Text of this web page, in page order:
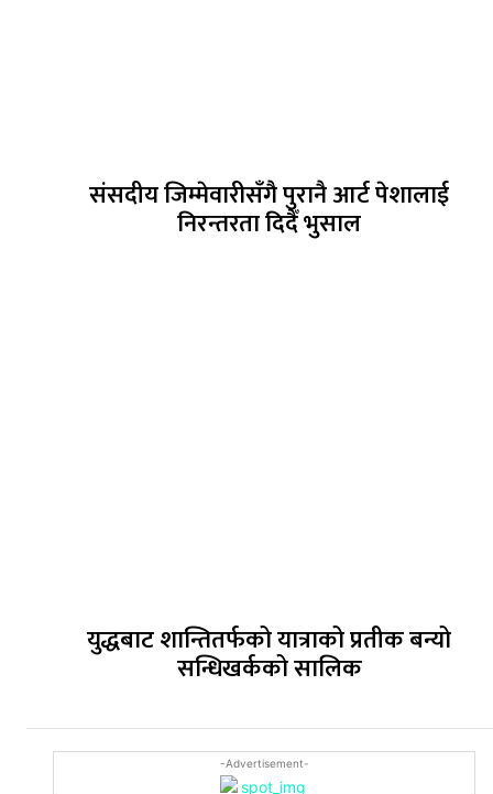
संसदीय जिम्मेवारीसँगै पुरानै आर्ट पेशालाई
निरन्तरता दिदैँ भुसाल
युद्धबाट शान्तितर्फको यात्राको प्रतीक बन्यो
सन्धिखर्कको सालिक
-Advertisement-